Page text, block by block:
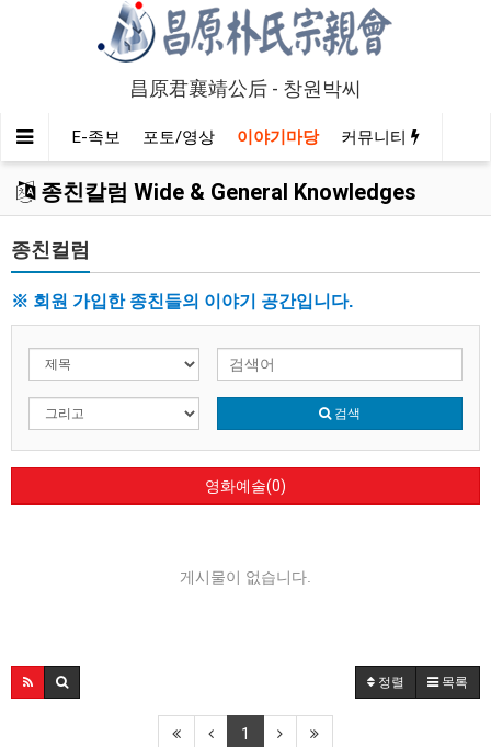
昌原君襄靖公后 - 창원박씨
정보 E-족보 포토/영상 이야기마당 커뮤니티
종친칼럼 Wide & General Knowledges
종친컬럼
※ 회원 가입한 종친들의 이야기 공간입니다.
검색
영화예술(0)
게시물이 없습니다.
정렬 목록
1